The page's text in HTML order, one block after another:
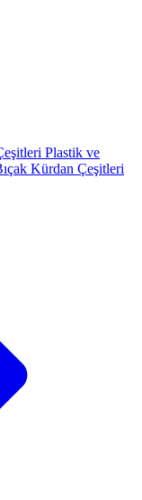
Plastik ve
Kürdan Çeşitleri